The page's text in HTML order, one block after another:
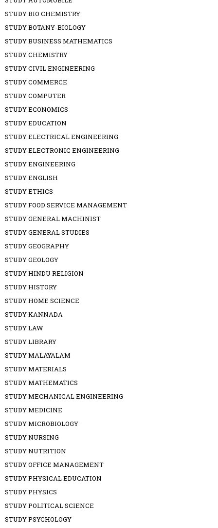
STUDY BIO CHEMISTRY
STUDY BOTANY-BIOLOGY
STUDY BUSINESS MATHEMATICS
STUDY CHEMISTRY
STUDY CIVIL ENGINEERING
STUDY COMMERCE
STUDY COMPUTER
STUDY ECONOMICS
STUDY EDUCATION
STUDY ELECTRICAL ENGINEERING
STUDY ELECTRONIC ENGINEERING
STUDY ENGINEERING
STUDY ENGLISH
STUDY ETHICS
STUDY FOOD SERVICE MANAGEMENT
STUDY GENERAL MACHINIST
STUDY GENERAL STUDIES
STUDY GEOGRAPHY
STUDY GEOLOGY
STUDY HINDU RELIGION
STUDY HISTORY
STUDY HOME SCIENCE
STUDY KANNADA
STUDY LAW
STUDY LIBRARY
STUDY MALAYALAM
STUDY MATERIALS
STUDY MATHEMATICS
STUDY MECHANICAL ENGINEERING
STUDY MEDICINE
STUDY MICROBIOLOGY
STUDY NURSING
STUDY NUTRITION
STUDY OFFICE MANAGEMENT
STUDY PHYSICAL EDUCATION
STUDY PHYSICS
STUDY POLITICAL SCIENCE
STUDY PSYCHOLOGY